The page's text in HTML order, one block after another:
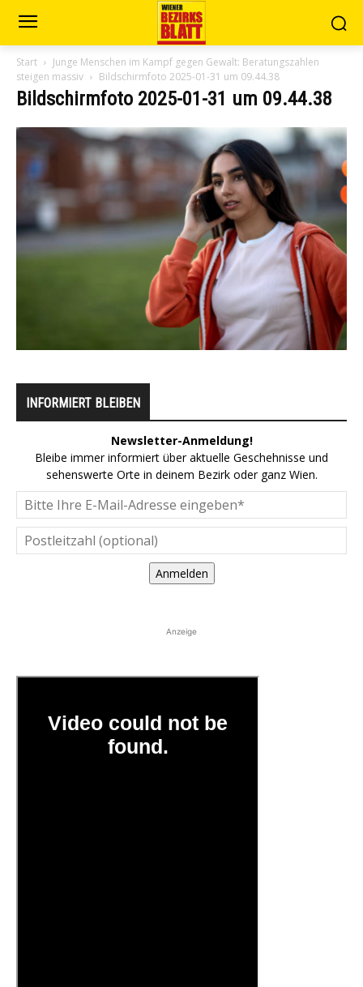
Start
Junge Menschen im Kampf gegen Gewalt: Beratungszahlen
steigen massiv
Bildschirmfoto 2025-01-31 um 09.44.38
Bildschirmfoto 2025-01-31 um 09.44.38
INFORMIERT BLEIBEN
Newsletter-Anmeldung!
Bleibe immer informiert über aktuelle Geschehnisse und
sehenswerte Orte in deinem Bezirk oder ganz Wien.
Anmelden
Anzeige